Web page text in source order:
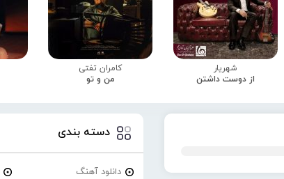
شهریار
از دوست داشتن
کامران تفتی
من و تو
دسته بندی
دانلود آهنگ